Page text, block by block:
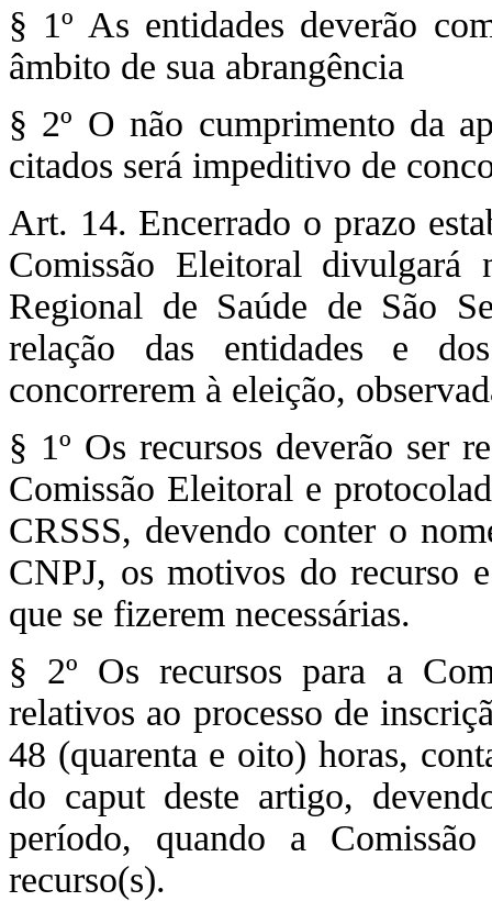
§ 1º As entidades deverão
âmbito de sua abrangência
§ 2º O não cumprimento da
citados será impeditivo de
Art. 14. Encerrado o prazo
Comissão Eleitoral divulgará
Regional de Saúde de São
relação das entidades e
concorrerem à eleição,
§ 1º Os recursos deverão ser
Comissão Eleitoral e
CRSSS, devendo conter o
CNPJ, os motivos do recurso
que se fizerem necessárias.
§ 2º Os recursos para a
relativos ao processo de
48 (quarenta e oito) horas,
do caput deste artigo,
período, quando a
recurso(s).